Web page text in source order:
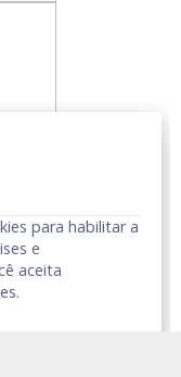
para habilitar a
e
aceita